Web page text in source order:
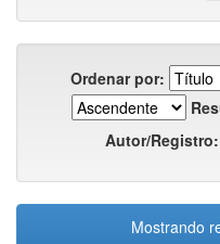
Ordenar por:
Autor/Registro:
Mostrando